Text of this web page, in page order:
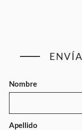
Nombre
Apellido